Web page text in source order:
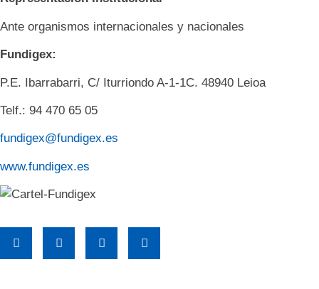
Ante organismos internacionales y nacionales
Fundigex:
P.E. Ibarrabarri, C/ Iturriondo A-1-1C. 48940 Leioa
Telf.: 94 470 65 05
fundigex@fundigex.es
www.fundigex.es